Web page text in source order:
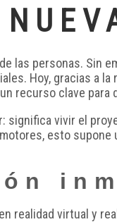
las personas. Sin
Hoy, gracias a
recurso clave
significa vivir el
esto supone
realidad virtual y